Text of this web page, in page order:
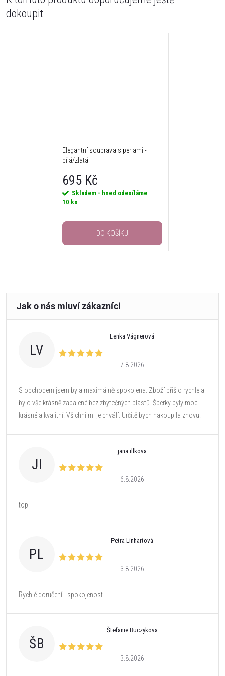
dokoupit
Elegantní souprava s perlami -
bílá/zlatá
695 Kč
Skladem - hned odesíláme
10 ks
DO KOŠÍKU
LV
Lenka Vágnerová
7.8.2026
S obchodem jsem byla maximálně spokojena. Zboží přišlo rychle a
bylo vše krásně zabalené bez zbytečných plastů. Šperky byly moc
krásné a kvalitní. Všichni mi je chválí. Určitě bych nakoupila znovu.
JI
jana illkova
6.8.2026
top
PL
Petra Linhartová
3.8.2026
Rychlé doručení - spokojenost
ŠB
Štefanie Buczykova
3.8.2026